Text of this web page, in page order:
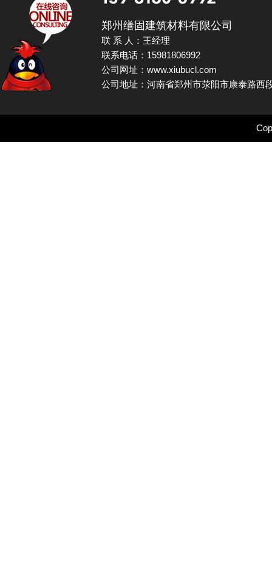
郑州缮固建筑材料有限公司
联 系 人：王经理
联系电话：15981806992
公司网址：www.xiubucl.com
公司地址：河南省郑州市荥阳市康泰路西